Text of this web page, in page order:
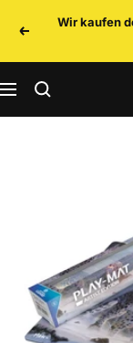
zumZurück
Wir kaufen
Navigation